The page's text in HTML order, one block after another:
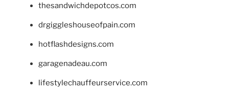
thesandwichdepotcos.com
drgiggleshouseofpain.com
hotflashdesigns.com
garagenadeau.com
lifestylechauffeurservice.com